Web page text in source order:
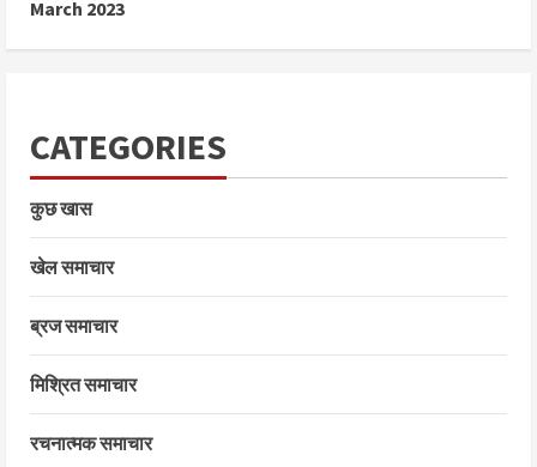
March 2023
CATEGORIES
कुछ खास
खेल समाचार
ब्रज समाचार
मिश्रित समाचार
रचनात्मक समाचार